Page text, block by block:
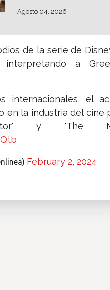
Agosto 04, 2026
de la serie de
interpretando a
internacionales, el
en la industria del
y 'The
February 2, 2024